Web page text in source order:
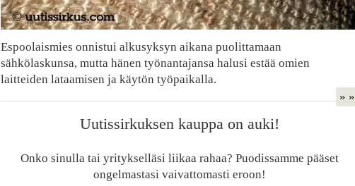
Espoolaismies onnistui alkusyksyn aikana puolittamaan
sähkölaskunsa, mutta hänen työnantajansa halusi estää omien
laitteiden lataamisen ja käytön työpaikalla.
» »
Uutissirkuksen kauppa on auki!
Onko sinulla tai yritykselläsi liikaa rahaa? Puodissamme pääset
ongelmastasi vaivattomasti eroon!